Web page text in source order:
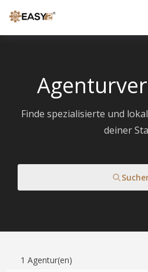
Finde spezialisierte und
deiner
1 Agentur(en)